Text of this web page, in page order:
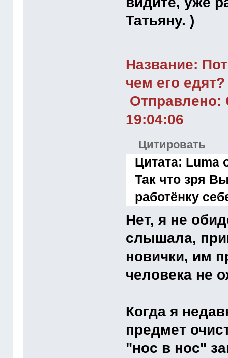
Татьяну. )
Название:
чем его едят?
Отправлено:
19:04:06
Цитировать
Цитата: Luma
Так что зря
работёнку
Нет, я не
слышала,
новички, им
человека не
Когда я
предмет
"нос в нос"